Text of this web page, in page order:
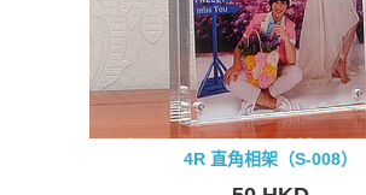
4R 直角相架（S-008）